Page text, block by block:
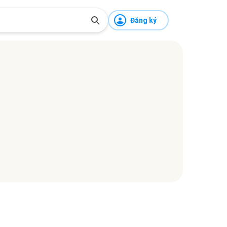
Đăng ký